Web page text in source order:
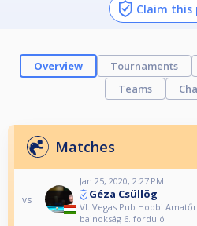
Claim this
Overview Tournaments
Teams
Matches
vs
Jan 25, 2020, 2:27 PM
Géza Csüllög
VI. Vegas Pub Hobbi Amatőr
bajnokság 6. forduló